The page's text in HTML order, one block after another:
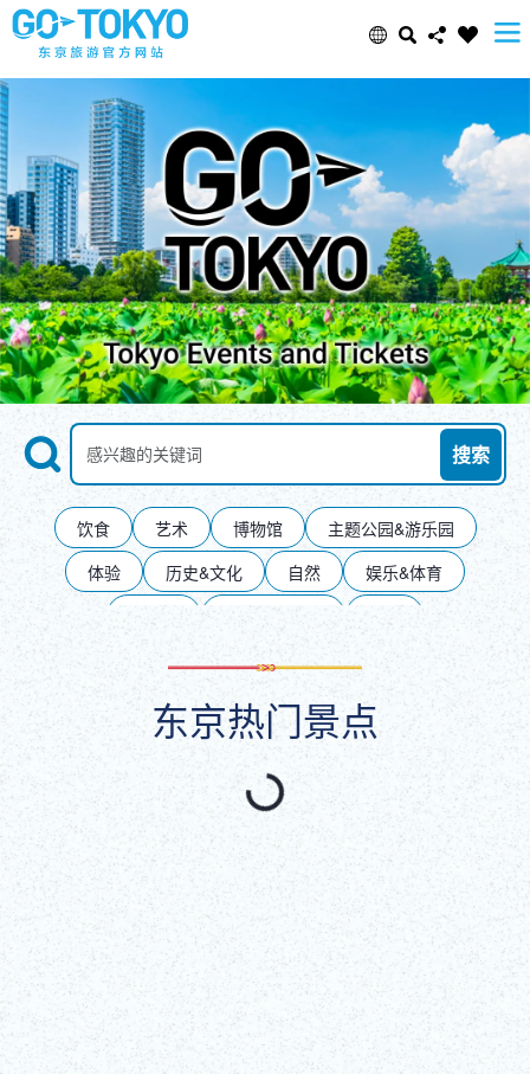
Select Language
日本語
ENGLISH
中文(简体)
中文(繁體/正體)
한글
ภาษาไทย
DEUTSCH
ITALIANO
ESPAÑOL
FRANÇAIS
Share this page
Facebook
X (Twitter)
Email
Copy URL
Search
按关键词搜索景点
搜索
饮食 艺术 博物馆
主题公园&游乐园
体验
历史&文化 自然
娱乐&体育
饮食限制友好
东京站及丸之内附近
池袋 上野
浅草
新宿 涩谷、青山、表参道
六本木
东京热门景点